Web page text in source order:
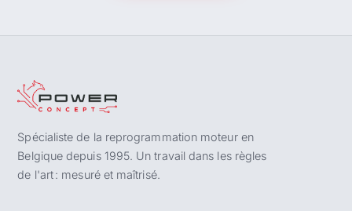
Spécialiste de la reprogrammation moteur en
Belgique depuis 1995. Un travail dans les règles
de l'art : mesuré et maîtrisé.